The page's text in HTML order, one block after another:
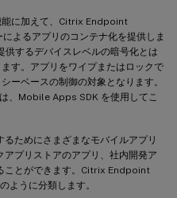
能に加えて、Citrix Endpoint
よるアプリのコンテナ化を提供しま
供するデバイスレベルの暗号化とは
す。アプリをワイプまたはロックで
ーベースの制御の対象となります。
、Mobile Apps SDK を使用してこ
ためにさまざまなモバイルアプリ
プリストアのアプリ、社内開発ア
ことができます。Citrix Endpoint
ように分類します。